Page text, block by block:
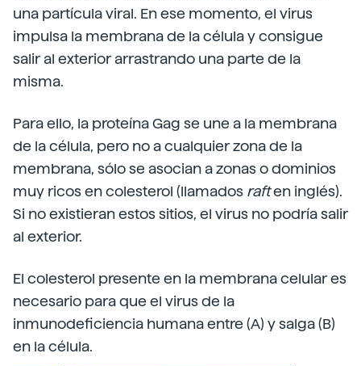
una partícula viral. En ese momento, el virus
impulsa la membrana de la célula y consigue
salir al exterior arrastrando una parte de la
misma.
Para ello, la proteína Gag se une a la membrana
de la célula, pero no a cualquier zona de la
membrana, sólo se asocian a zonas o dominios
muy ricos en colesterol (llamados raften inglés).
Si no existieran estos sitios, el virus no podría salir
al exterior.
El colesterol presente en la membrana celular es
necesario para que el virus de la
inmunodeficiencia humana entre (A) y salga (B)
en la célula.